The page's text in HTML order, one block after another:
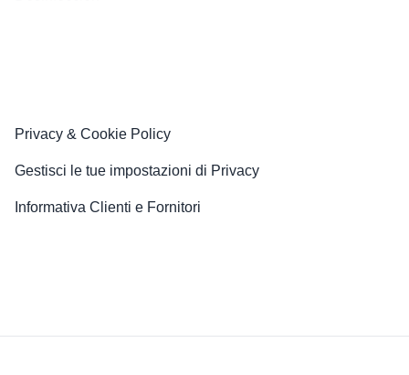
Privacy & Cookie Policy
Gestisci le tue impostazioni di Privacy
Informativa Clienti e Fornitori